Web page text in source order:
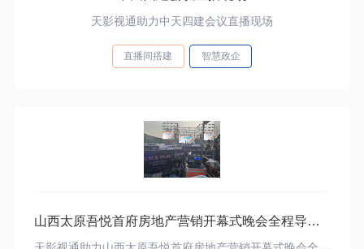
天影视通助力中天四建会议直播现场
直播间搭建 智慧政企
山西太原吾悦首府房地产营销开幕式晚会全程导播录制